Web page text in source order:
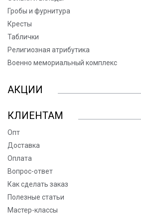
Гробы и фурнитура
Кресты
Таблички
Религиозная атрибутика
Военно мемориальный комплекс
АКЦИИ
КЛИЕНТАМ
Опт
Доставка
Оплата
Вопрос-ответ
Как сделать заказ
Полезные статьи
Мастер-классы